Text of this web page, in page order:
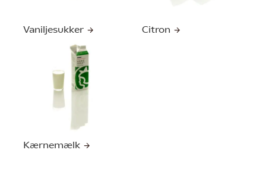
Vaniljesukker Citron
Kærnemælk